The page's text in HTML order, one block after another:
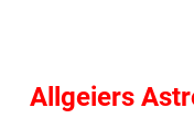
Allgeiers